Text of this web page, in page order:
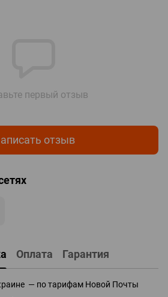
первый отзыв
отзыв
Оплата Гарантия
— по тарифам Новой Почты